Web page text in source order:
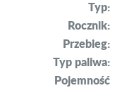
Typ:
Rocznik:
Przebieg:
Typ paliwa:
Pojemność